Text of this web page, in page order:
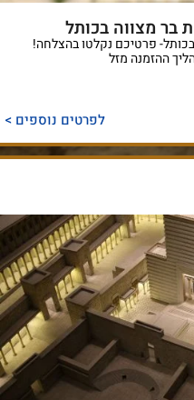
בר מצווה בכותל
פרטיכם נקלטו בהצלחה!
ההזמנה מזל
לפרטים נוספים >